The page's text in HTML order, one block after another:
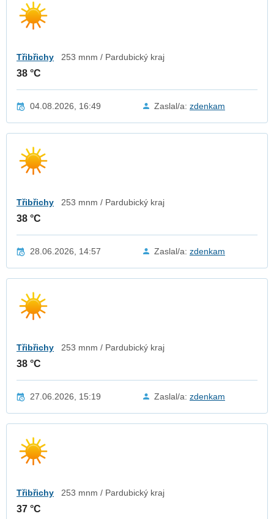
Třibřichy 253 mnm / Pardubický kraj
38 °C
04.08.2026, 16:49 Zaslal/a: zdenkam
Třibřichy 253 mnm / Pardubický kraj
38 °C
28.06.2026, 14:57 Zaslal/a: zdenkam
Třibřichy 253 mnm / Pardubický kraj
38 °C
27.06.2026, 15:19 Zaslal/a: zdenkam
Třibřichy 253 mnm / Pardubický kraj
37 °C